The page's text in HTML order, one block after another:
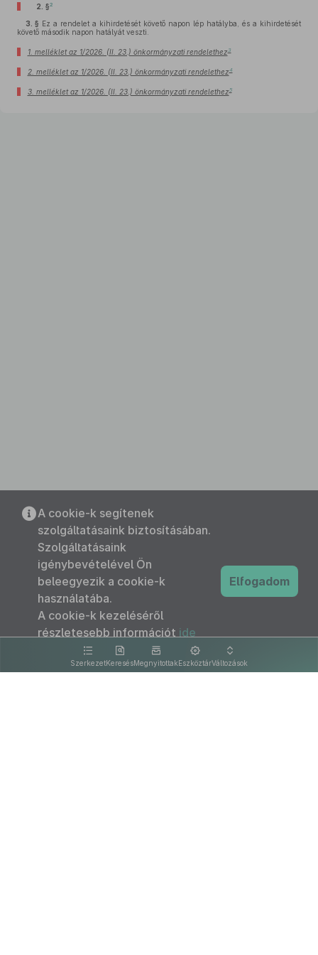
2. §2
3. § Ez a rendelet a kihirdetését követő napon lép hatályba, és a kihirdetését
követő második napon hatályát veszti.
1. melléklet az 1/2026. (II. 23.) önkormányzati rendelethez3
2. melléklet az 1/2026. (II. 23.) önkormányzati rendelethez4
3. melléklet az 1/2026. (II. 23.) önkormányzati rendelethez5
SzerkezetKeresésMegnyitottakEszköztárVáltozások
A cookie-k segítenek
szolgáltatásaink biztosításában.
Szolgáltatásaink
igénybevételével Ön
beleegyezik a cookie-k
használatába.
A cookie-k kezeléséről
részletesebb információt ide
kattintva olvashat.
Elfogadom